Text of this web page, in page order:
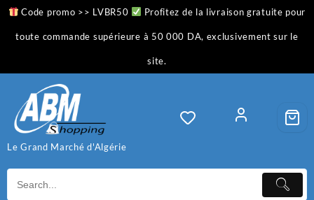
Skip
content
Code promo >> LVBR50 Profitez de la livraison gratuite pour
toute commande supérieure à 50 000 DA, exclusivement sur le
site.
Le Grand Marché d'Algérie